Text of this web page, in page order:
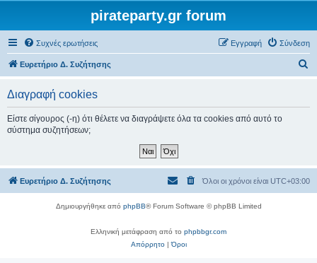
pirateparty.gr forum
Συχνές ερωτήσεις Σύνδεση
Εγγραφή
Ευρετήριο Δ. Συζήτησης
σ
Διαγραφή cookies
Είστε σίγουρος (-η) ότι θέλετε να διαγράψετε όλα τα cookies από αυτό το
σύστημα συζητήσεων;
Ευρετήριο Δ. Συζήτησης Όλοι οι χρόνοι είναι UTC+03:00
Δημιουργήθηκε από phpBB® Forum Software © phpBB Limited
Ελληνική μετάφραση από το phpbbgr.com
Απόρρητο|Όροι